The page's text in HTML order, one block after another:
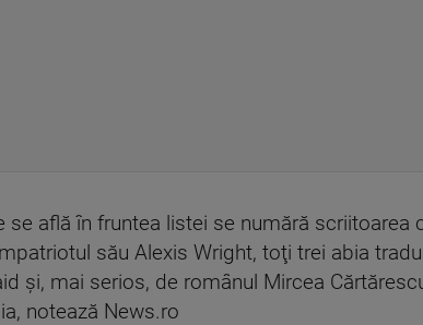
se află în fruntea listei se numără scriitoarea
său Alexis Wright, toţi trei abia
şi, mai serios, de românul Mircea
notează News.ro